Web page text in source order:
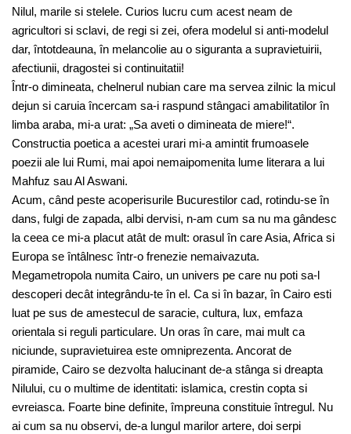
Nilul, marile si stelele. Curios lucru cum acest neam de
agricultori si sclavi, de regi si zei, ofera modelul si anti-modelul
dar, întotdeauna, în melancolie au o siguranta a supravietuirii,
afectiunii, dragostei si continuitatii!
Într-o dimineata, chelnerul nubian care ma servea zilnic la micul
dejun si caruia încercam sa-i raspund stângaci amabilitatilor în
limba araba, mi-a urat: „Sa aveti o dimineata de miere!“.
Constructia poetica a acestei urari mi-a amintit frumoasele
poezii ale lui Rumi, mai apoi nemaipomenita lume literara a lui
Mahfuz sau Al Aswani.
Acum, când peste acoperisurile Bucurestilor cad, rotindu-se în
dans, fulgi de zapada, albi dervisi, n-am cum sa nu ma gândesc
la ceea ce mi-a placut atât de mult: orasul în care Asia, Africa si
Europa se întâlnesc într-o frenezie nemaivazuta.
Megametropola numita Cairo, un univers pe care nu poti sa-l
descoperi decât integrându-te în el. Ca si în bazar, în Cairo esti
luat pe sus de amestecul de saracie, cultura, lux, emfaza
orientala si reguli particulare. Un oras în care, mai mult ca
niciunde, supravietuirea este omniprezenta. Ancorat de
piramide, Cairo se dezvolta halucinant de-a stânga si dreapta
Nilului, cu o multime de identitati: islamica, crestin copta si
evreiasca. Foarte bine definite, împreuna constituie întregul. Nu
ai cum sa nu observi, de-a lungul marilor artere, doi serpi